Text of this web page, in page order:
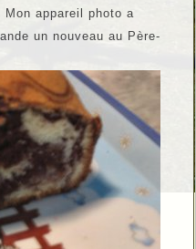
appareil photo a
un nouveau au Père-